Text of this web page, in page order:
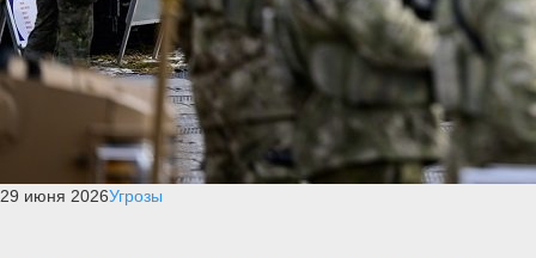
29 июня 2026Угрозы